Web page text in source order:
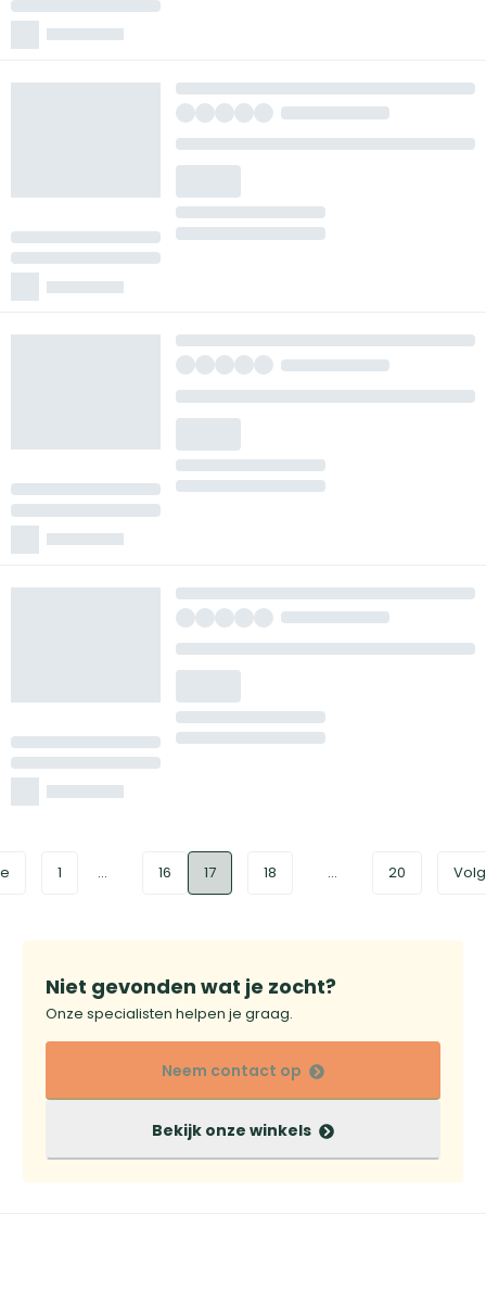
1 ... 16 17 18 ... 20
Niet gevonden wat je zocht?
Onze specialisten helpen je graag.
Neem contact op
Bekijk onze winkels